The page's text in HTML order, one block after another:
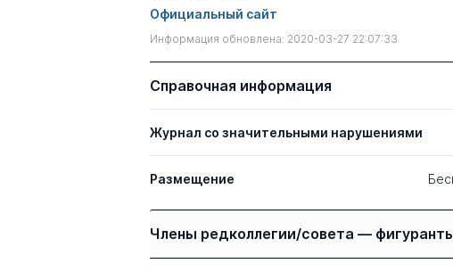
Официальный сайт
Информация обновлена: 2020-03-27 22:07:33
Справочная информация
Журнал со значительными нарушениями
Размещение
Члены редколлегии/совета —